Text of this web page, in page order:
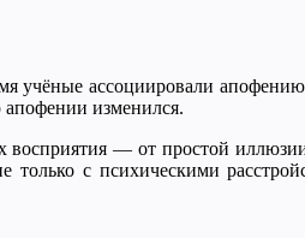
ассоциировали апофению
изменился.
— от простой
с психическими